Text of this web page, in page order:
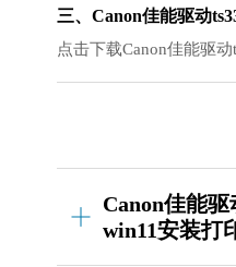
三、Canon佳能驱动
点击下载Canon佳能驱
Canon佳能驱
win11安装打